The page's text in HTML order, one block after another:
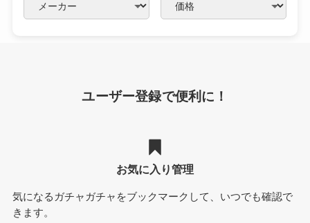
ユーザー登録で便利に！
お気に入り管理
気になるガチャガチャをブックマークして、いつでも確認で
きます。